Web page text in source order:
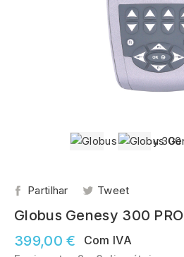
Partilhar Tweet
Globus Genesy 300 PRO
399,00 €
Com IVA